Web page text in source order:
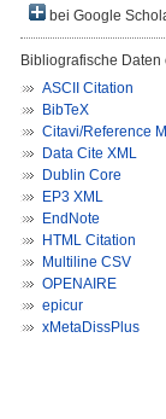
bei Google
Bibliografische Daten
ASCII Citation
BibTeX
Citavi/Reference
Data Cite XML
Dublin Core
EP3 XML
EndNote
HTML Citation
Multiline CSV
OPENAIRE
epicur
xMetaDissPlus